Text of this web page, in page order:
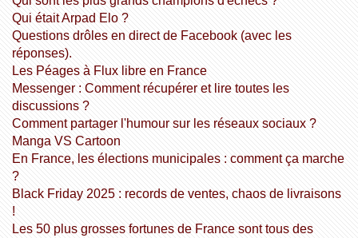
Qui était Arpad Elo ?
Questions drôles en direct de Facebook (avec les
réponses).
Les Péages à Flux libre en France
Messenger : Comment récupérer et lire toutes les
discussions ?
Comment partager l'humour sur les réseaux sociaux ?
Manga VS Cartoon
En France, les élections municipales : comment ça marche
?
Black Friday 2025 : records de ventes, chaos de livraisons
!
Les 50 plus grosses fortunes de France sont tous des